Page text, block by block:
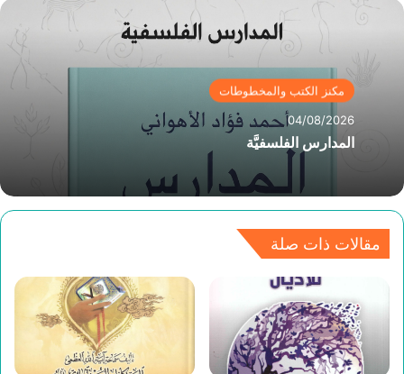
مكنز الكتب والمخطوطات
04/08/2026
المدارس الفلسفيَّة
مقالات ذات صلة